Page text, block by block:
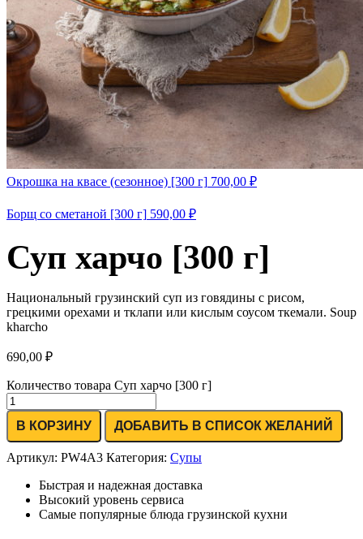
Окрошка на квасе (сезонное) [300 г] 700,00 ₽
Борщ со сметаной [300 г] 590,00 ₽
Суп харчо [300 г]
Национальный грузинский суп из говядины с рисом,
грецкими орехами и тклапи или кислым соусом ткемали. Soup
kharcho
690,00 ₽
Количество товара Суп харчо [300 г]
В КОРЗИНУ ДОБАВИТЬ В СПИСОК ЖЕЛАНИЙ
Артикул: PW4A3 Категория: Супы
Быстрая и надежная доставка
Высокий уровень сервиса
Самые популярные блюда грузинской кухни